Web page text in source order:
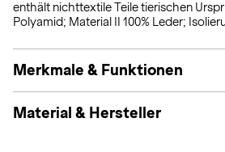
enthält nichttextile Teile tierischen
Polyamid; Material II 100% Leder;
Merkmale & Funktionen
Material & Hersteller